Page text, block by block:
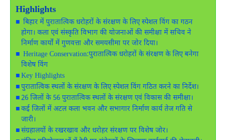
Highlights
बिहार में पुरातात्विक धरोहरों के संरक्षण के लिए स्पेशल विंग का गठन
होगा। कला एवं संस्कृति विभाग की योजनाओं की समीक्षा में सचिव ने
निर्माण कार्यों में गुणवत्ता और समयसीमा पर जोर दिया।
Heritage Conservation:पुरातात्विक धरोहरों के संरक्षण के लिए बनेगा
विशेष विंग
Key Highlights
पुरातात्विक स्थलों के संरक्षण के लिए स्पेशल विंग गठित करने का निर्देश।
26 जिलों के 56 पुरातात्विक स्थलों के संरक्षण एवं विकास की समीक्षा।
कई जिलों में अटल कला भवन और सभागार निर्माण कार्य तेज गति से
जारी।
संग्रहालयों के रखरखाव और धरोहर संरक्षण पर विशेष जोर।